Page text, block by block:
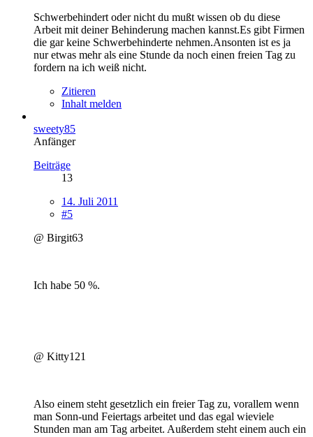
Schwerbehindert oder nicht du mußt wissen ob du diese
Arbeit mit deiner Behinderung machen kannst.Es gibt Firmen
die gar keine Schwerbehinderte nehmen.Ansonten ist es ja
nur etwas mehr als eine Stunde da noch einen freien Tag zu
fordern na ich weiß nicht.
Zitieren
Inhalt melden
sweety85
Anfänger
Beiträge
13
14. Juli 2011
#5
@ Birgit63
Ich habe 50 %.
@ Kitty121
Also einem steht gesetzlich ein freier Tag zu, vorallem wenn
man Sonn-und Feiertags arbeitet und das egal wieviele
Stunden man am Tag arbeitet. Außerdem steht einem auch ein